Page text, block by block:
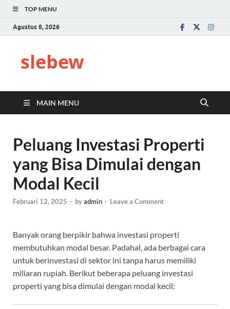
TOP MENU
Agustus 8, 2026
slebew
MAIN MENU
Peluang Investasi Properti
yang Bisa Dimulai dengan
Modal Kecil
Februari 12, 2025 - byadmin - Leave a Comment
Banyak orang berpikir bahwa investasi properti
membutuhkan modal besar. Padahal, ada berbagai cara
untuk berinvestasi di sektor ini tanpa harus memiliki
miliaran rupiah. Berikut beberapa peluang investasi
properti yang bisa dimulai dengan modal kecil: